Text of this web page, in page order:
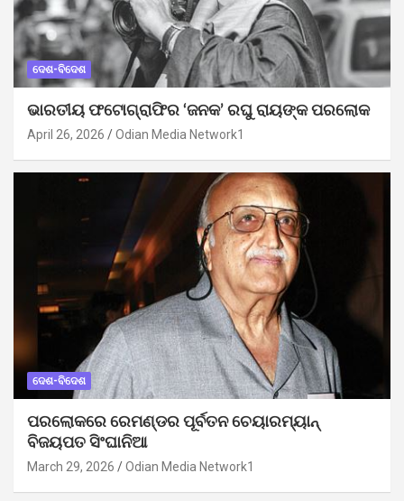
ଦେଶ-ବିଦେଶ
ଭାରତୀୟ ଫଟୋଗ୍ରାଫିର ‘ଜନକ’ ରଘୁ ରାୟଙ୍କ ପରଲୋକ
April 26, 2026 Odian Media Network1
ଦେଶ-ବିଦେଶ
ପରଲୋକରେ ରେମଣ୍ଡର ପୂର୍ବତନ ଚେୟାରମ୍ୟାନ୍
ବିଜୟପତ ସିଂଘାନିଆ
March 29, 2026 Odian Media Network1